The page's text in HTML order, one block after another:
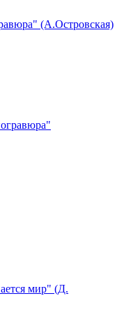
(А.Островская)
мир" (Д.